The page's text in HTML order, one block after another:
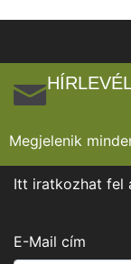
Megjelenik
Itt iratkozhat fel
E-Mail cím